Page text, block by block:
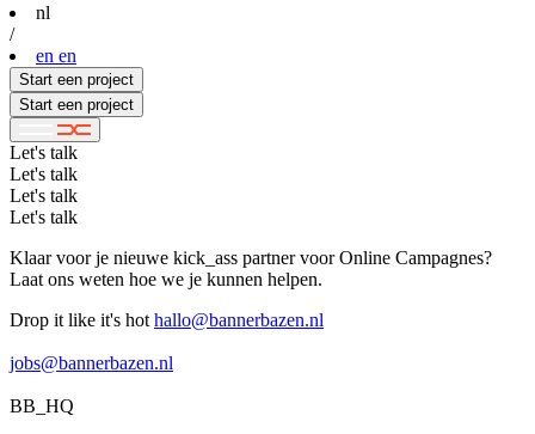
nl
/
en en
Start een project
Start een project
Let's talk
Let's talk
Let's talk
Let's talk
Klaar voor je nieuwe kick_ass partner voor Online Campagnes?
Laat ons weten hoe we je kunnen helpen.
Drop it like it's hot hallo@bannerbazen.nl
jobs@bannerbazen.nl
BB_HQ